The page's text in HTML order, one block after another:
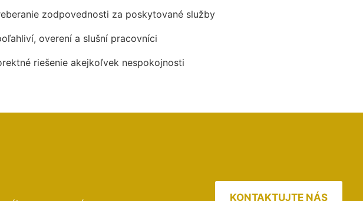
zodpovednosti za poskytované služby
overení a slušní pracovníci
riešenie akejkoľvek nespokojnosti
KONTAKTUJTE NÁS